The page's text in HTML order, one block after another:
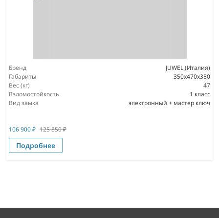
Бренд
JUWEL (Италия)
Габариты
350x470x350
Вес (кг)
47
Взломостойкость
1 класс
Вид замка
электронный + мастер ключ
106 900₽ 125 850₽
Подробнее